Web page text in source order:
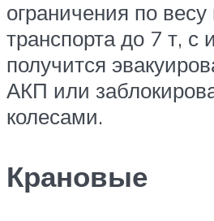
ограничения по
транспорта до 7 т,
получится
АКП или
колесами.
Крановые